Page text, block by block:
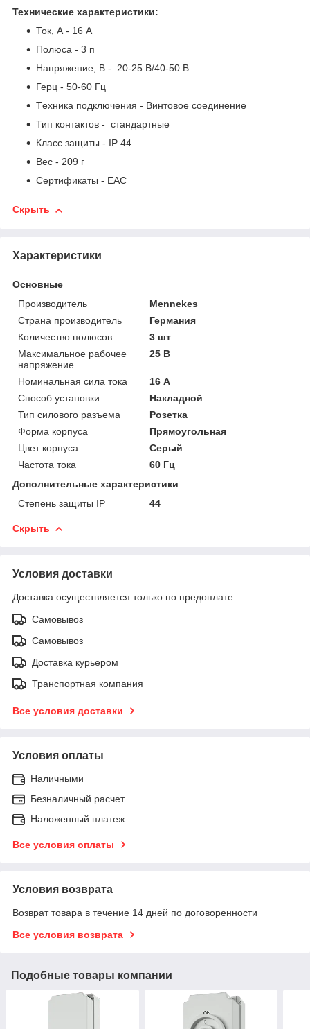
Технические характеристики:
Ток, А - 16 A
Полюса - 3 п
Напряжение, В - 20-25 B/40-50 B
Герц - 50-60 Гц
Tехника подключения - Винтовое соединение
Тип контактов - стандартные
Класс защиты - IP 44
Вес - 209 г
Сертификаты - EAC
Скрыть
Характеристики
Основные
Производитель
Mennekes
Страна производитель
Германия
Количество полюсов
3 шт
Максимальное рабочее
напряжение
25 В
Номинальная сила тока
16 А
Способ установки
Накладной
Тип силового разъема
Розетка
Форма корпуса
Прямоугольная
Цвет корпуса
Серый
Частота тока
60 Гц
Дополнительные характеристики
Степень защиты IP
44
Скрыть
Условия доставки
Доставка осуществляется только по предоплате.
Самовывоз
Самовывоз
Доставка курьером
Транспортная компания
Все условия доставки
Условия оплаты
Наличными
Безналичный расчет
Наложенный платеж
Все условия оплаты
Условия возврата
Возврат товара в течение 14 дней по договоренности
Все условия возврата
Подобные товары компании